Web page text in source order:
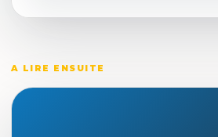
A LIRE ENSUITE